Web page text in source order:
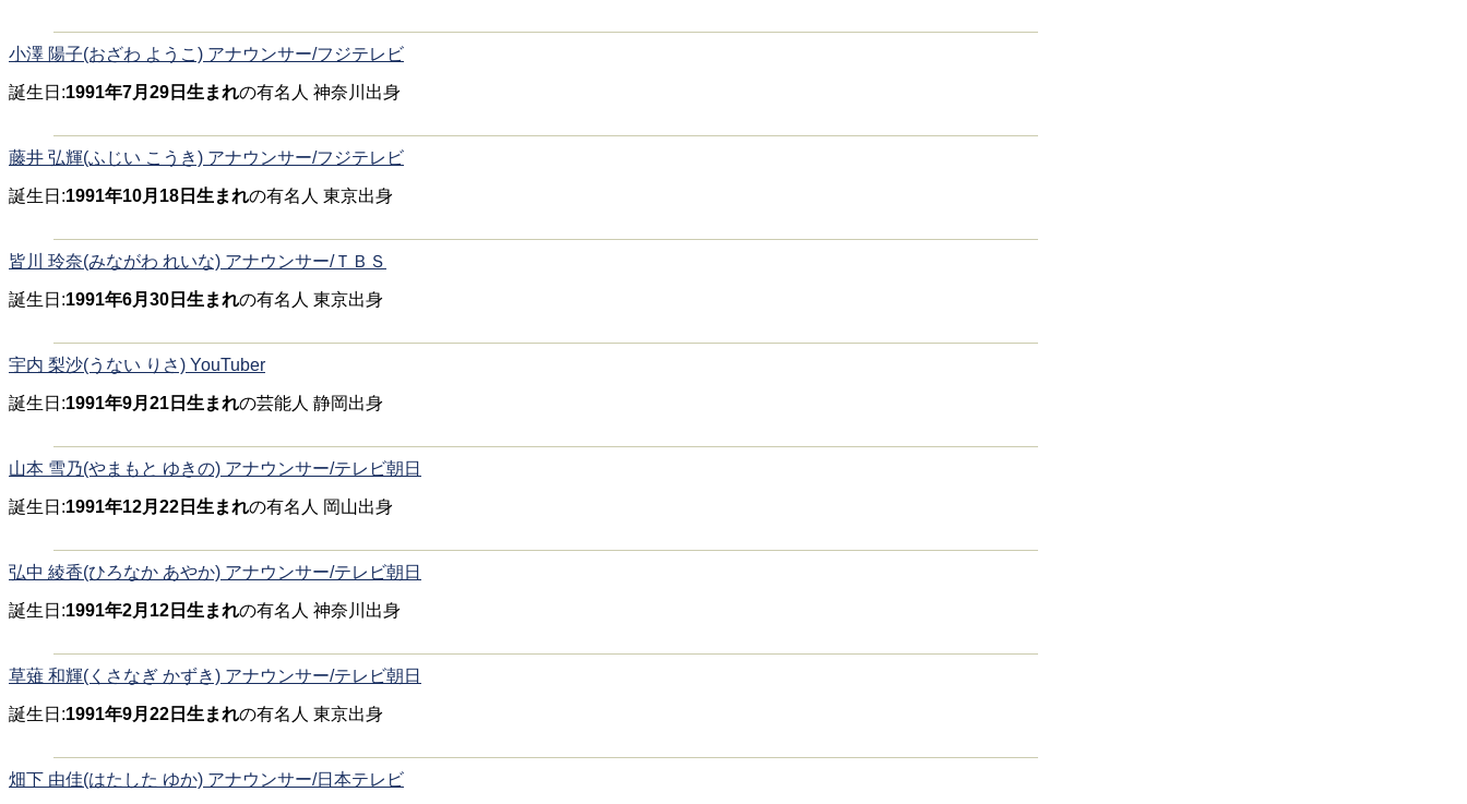
小澤 陽子(おざわ ようこ) アナウンサー/フジテレビ
誕生日:1991年7月29日生まれの有名人 神奈川出身
藤井 弘輝(ふじい こうき) アナウンサー/フジテレビ
誕生日:1991年10月18日生まれの有名人 東京出身
皆川 玲奈(みながわ れいな) アナウンサー/ＴＢＳ
誕生日:1991年6月30日生まれの有名人 東京出身
宇内 梨沙(うない りさ) YouTuber
誕生日:1991年9月21日生まれの芸能人 静岡出身
山本 雪乃(やまもと ゆきの) アナウンサー/テレビ朝日
誕生日:1991年12月22日生まれの有名人 岡山出身
弘中 綾香(ひろなか あやか) アナウンサー/テレビ朝日
誕生日:1991年2月12日生まれの有名人 神奈川出身
草薙 和輝(くさなぎ かずき) アナウンサー/テレビ朝日
誕生日:1991年9月22日生まれの有名人 東京出身
畑下 由佳(はたした ゆか) アナウンサー/日本テレビ